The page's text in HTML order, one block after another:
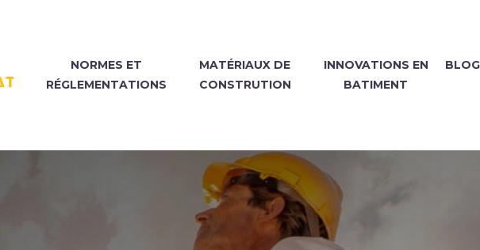
NORMES ET
RÉGLEMENTATIONS
MATÉRIAUX DE
CONSTRUTION
INNOVATIONS EN
BATIMENT
BLOG